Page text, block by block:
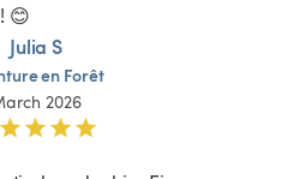
😊
Julia S
en Forêt
2026